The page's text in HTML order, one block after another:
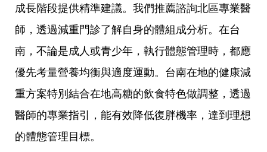
成長階段提供精準建議。我們推薦諮詢北區專業醫
師，透過減重門診了解自身的體組成分析。在台
南，不論是成人或青少年，執行體態管理時，都應
優先考量營養均衡與適度運動。台南在地的健康減
重方案特別結合在地高糖的飲食特色做調整，透過
醫師的專業指引，能有效降低復胖機率，達到理想
的體態管理目標。